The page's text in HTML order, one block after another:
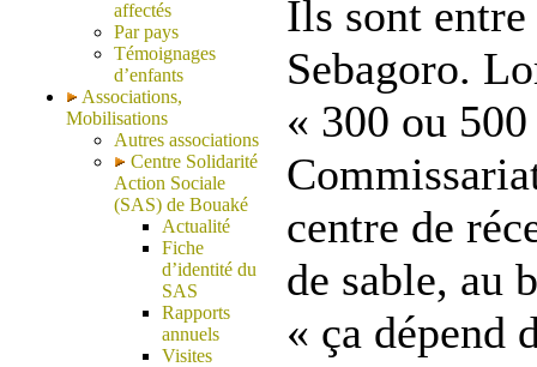
affectés
Par pays
Témoignages
d’enfants
Associations,
Mobilisations
Autres associations
Centre Solidarité
Action Sociale
(SAS) de Bouaké
Actualité
Fiche
d’identité du
SAS
Rapports
annuels
Visites
Ils sont
Sebagoro.
« 300 ou
centre de
de sable, au
« ça dépend